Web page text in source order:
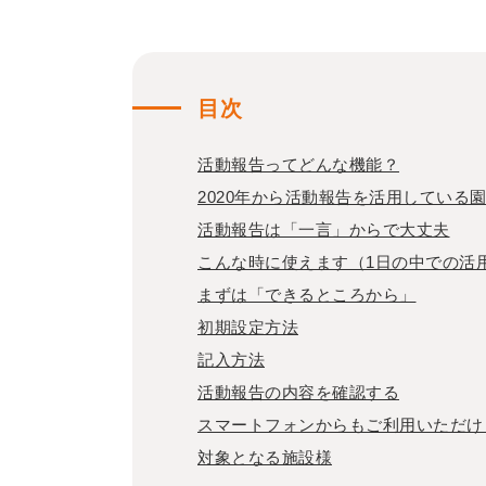
目次
活動報告ってどんな機能？
2020年から活動報告を活用している
活動報告は「一言」からで大丈夫
こんな時に使えます（1日の中での活
まずは「できるところから」
初期設定方法
記入方法
活動報告の内容を確認する
スマートフォンからもご利用いただけ
対象となる施設様